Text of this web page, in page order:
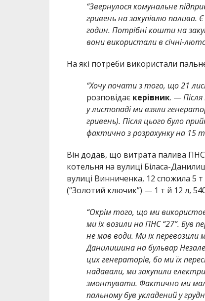
“Звернулося комунальне
гривень на закупівлю палива.
годин. Потрібні кошти на
вони використали в січні-
На які потреби використали
“Хочу почати з того, що 21
розповідає керівник. —Після
у листопаді ми взяли
гривень). Після цього було
фактично з розрахунку на 15
Він додав, що витрата палива ПНС
котельня на вулиці Біласа-
вулиці Винниченка, 12 спожила 5
(“Золотий ключик”) — 1 т й 12 л,
“Окрім того, що ми
ми їх возили на ПНС “27”. Був
не мав води. Ми їх перевозили
Данилишина на бульвар
цих генераторів, бо ми їх
надавали, ми закупили
змонтувати. Фактично ми мали
пальному був укладений у